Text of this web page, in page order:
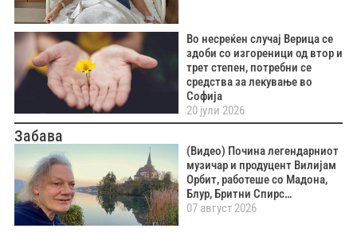
Во несреќен случај Верица се
здоби со изгореници од втор и
трет степен, потребни се
средства за лекување во
Софија
20 јули 2026
Забава
(Видео) Почина легендарниот
музичар и продуцент Вилијам
Орбит, работеше со Мадона,
Блур, Бритни Спирс…
07 август 2026